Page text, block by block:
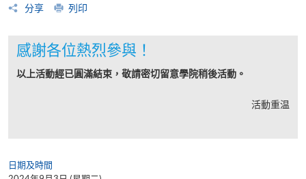
分享
列印
感謝各位熱烈參與！
以上活動經已圓滿結束，敬請密切留意學院稍後活動。
活動重温
日期及時間